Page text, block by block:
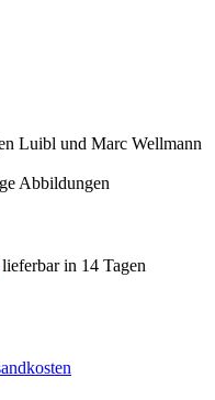
Luibl und Marc Wellmann
Abbildungen
lieferbar in 14 Tagen